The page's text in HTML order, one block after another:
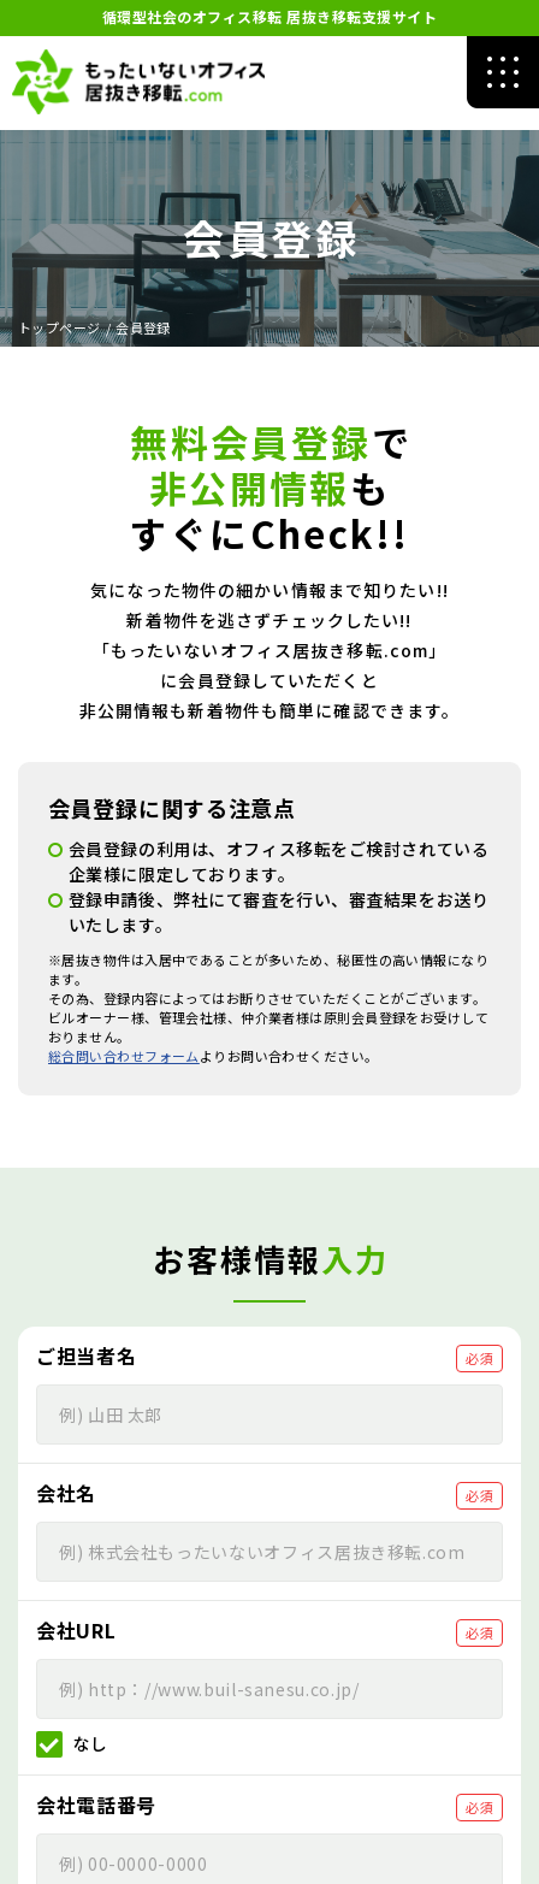
循環型社会のオフィス移転 居抜き移転支援サイト
会員登録
トップページ / 会員登録
無料会員登録で
非公開情報も
すぐにCheck!!
気になった物件の細かい情報まで知りたい!!
新着物件を逃さずチェックしたい!!
「もったいないオフィス居抜き移転.com」
に会員登録していただくと
非公開情報も新着物件も簡単に確認できます。
会員登録に関する注意点
会員登録の利用は、オフィス移転をご検討されている
企業様に限定しております。
登録申請後、弊社にて審査を行い、審査結果をお送り
いたします。
※居抜き物件は入居中であることが多いため、秘匿性の高い情報になり
ます。
その為、登録内容によってはお断りさせていただくことがございます。
ビルオーナー様、管理会社様、仲介業者様は原則会員登録をお受けして
おりません。
総合問い合わせフォームよりお問い合わせください。
お客様情報入力
ご担当者名 必須
会社名 必須
会社URL 必須
なし
会社電話番号 必須